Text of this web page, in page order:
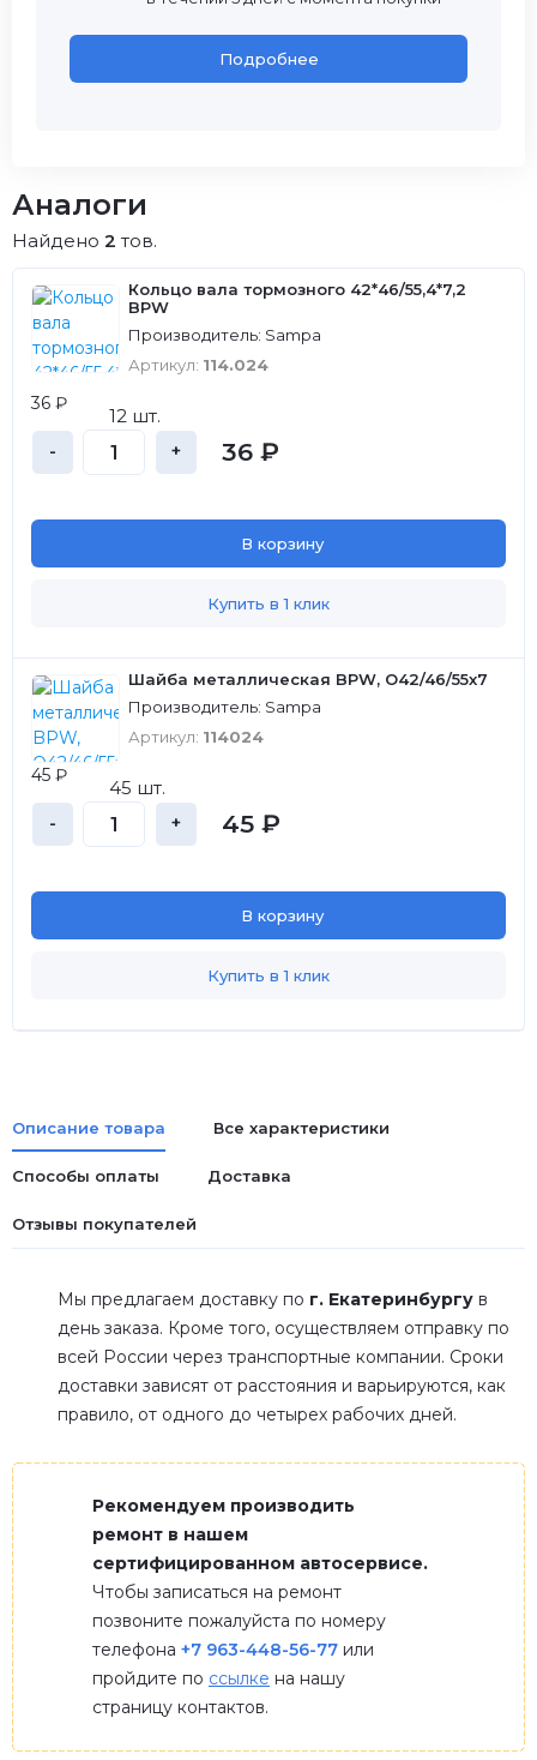
Подробнее
Аналоги
Найдено 2 тов.
Кольцо вала тормозного 42*46/55,4*7,2
BPW
Производитель: Sampa
Артикул: 114.024
36 ₽
12 шт.
- + 36 ₽
В корзину
Купить в 1 клик
Шайба металлическая BPW, O42/46/55х7
Производитель: Sampa
Артикул: 114024
45 ₽
45 шт.
- + 45 ₽
В корзину
Купить в 1 клик
Описание товара Все характеристики
Способы оплаты Доставка
Отзывы покупателей
Мы предлагаем доставку по г. Екатеринбургу в
день заказа. Кроме того, осуществляем отправку по
всей России через транспортные компании. Сроки
доставки зависят от расстояния и варьируются, как
правило, от одного до четырех рабочих дней.
Рекомендуем производить
ремонт в нашем
сертифицированном автосервисе.
Чтобы записаться на ремонт
позвоните пожалуйста по номеру
телефона +7 963-448-56-77 или
пройдите по ссылке на нашу
страницу контактов.